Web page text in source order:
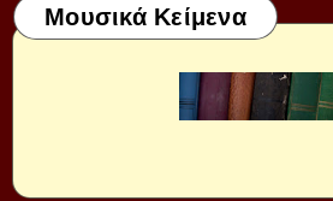
Μουσικά Κείμενα